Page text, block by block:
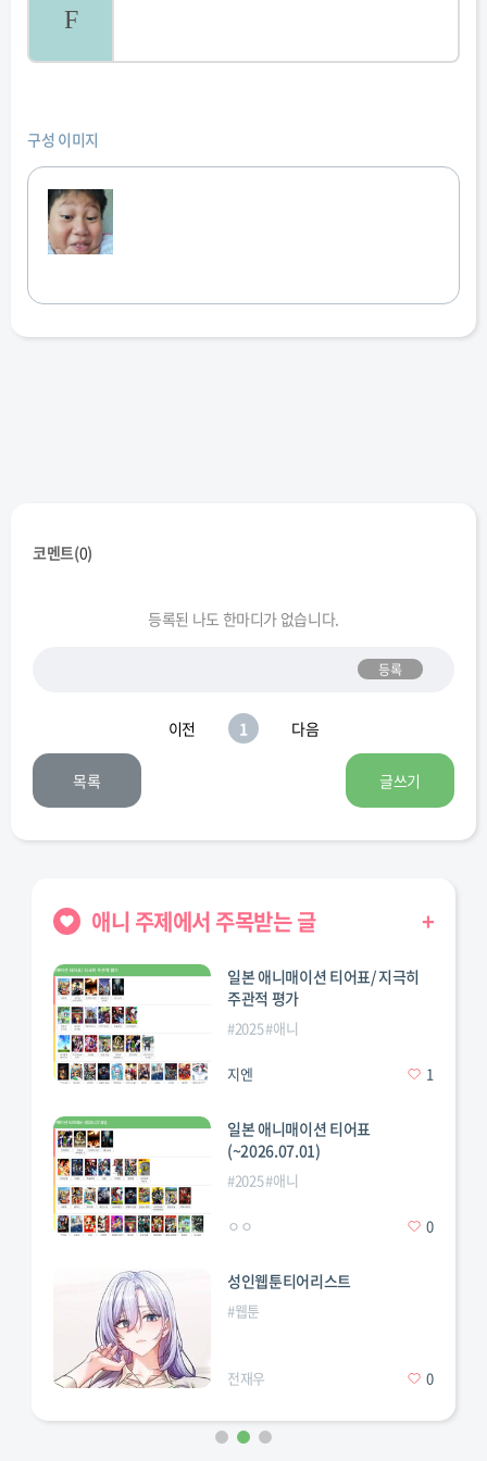
F
구성 이미지
코멘트(0)
등록된 나도 한마디가 없습니다.
등록
이전 1 다음
목록 글쓰기
애니 주제에서 주목받는 글 +
일본 애니매이션 티어표/ 지극히
주관적 평가
#2025#애니
지엔 1
일본 애니매이션 티어표
(~2026.07.01)
#2025#애니
ㅇㅇ 0
성인웹툰티어리스트
#웹툰
전재우 0